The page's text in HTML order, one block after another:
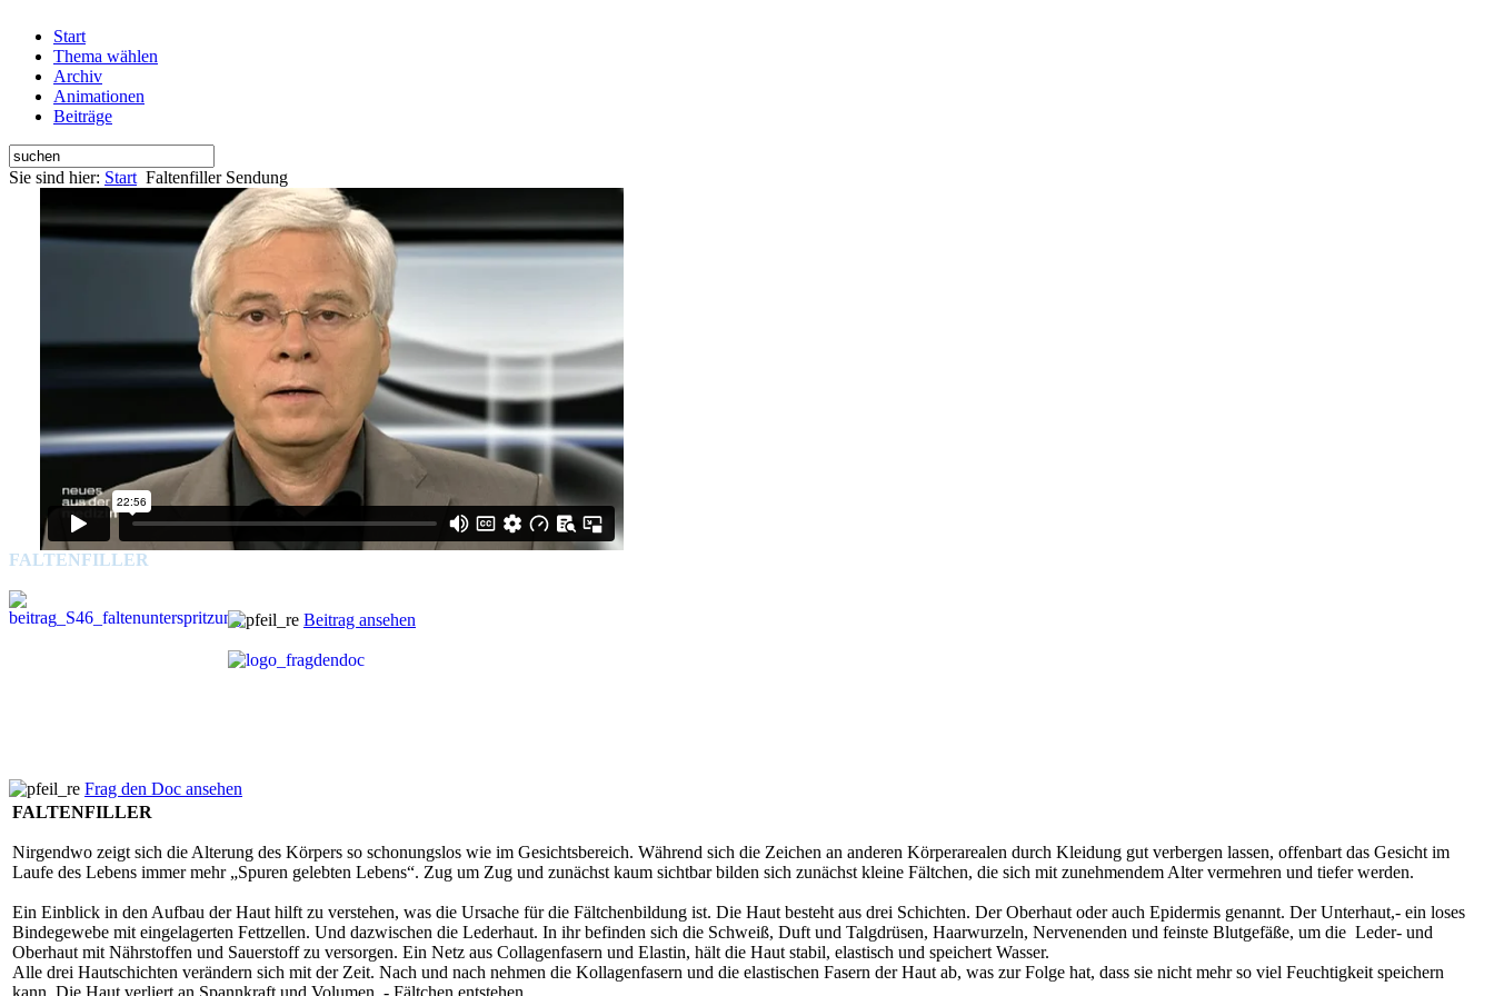
Start
Thema wählen
Archiv
Animationen
Beiträge
Sie sind hier: Start Faltenfiller Sendung
FALTENFILLER
Beitrag ansehen
Frag den Doc ansehen
FALTENFILLER
Nirgendwo zeigt sich die Alterung des Körpers so schonungslos wie im Gesichtsbereich. Während sich die Zeichen an anderen Körperarealen durch Kleidung gut verbergen lassen, offenbart das Gesicht im
Laufe des Lebens immer mehr „Spuren gelebten Lebens“. Zug um Zug und zunächst kaum sichtbar bilden sich zunächst kleine Fältchen, die sich mit zunehmendem Alter vermehren und tiefer werden.
Ein Einblick in den Aufbau der Haut hilft zu verstehen, was die Ursache für die Fältchenbildung ist. Die Haut besteht aus drei Schichten. Der Oberhaut oder auch Epidermis genannt. Der Unterhaut,- ein loses
Bindegewebe mit eingelagerten Fettzellen. Und dazwischen die Lederhaut. In ihr befinden sich die Schweiß, Duft und Talgdrüsen, Haarwurzeln, Nervenenden und feinste Blutgefäße, um die Leder- und
Oberhaut mit Nährstoffen und Sauerstoff zu versorgen. Ein Netz aus Collagenfasern und Elastin, hält die Haut stabil, elastisch und speichert Wasser.
Alle drei Hautschichten verändern sich mit der Zeit. Nach und nach nehmen die Kollagenfasern und die elastischen Fasern der Haut ab, was zur Folge hat, dass sie nicht mehr so viel Feuchtigkeit speichern
kann. Die Haut verliert an Spannkraft und Volumen, - Fältchen entstehen.